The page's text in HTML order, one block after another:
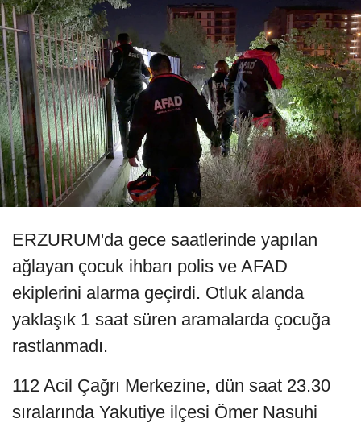
ERZURUM'da gece saatlerinde yapılan
ağlayan çocuk ihbarı polis ve AFAD
ekiplerini alarma geçirdi. Otluk alanda
yaklaşık 1 saat süren aramalarda çocuğa
rastlanmadı.
112 Acil Çağrı Merkezine, dün saat 23.30
sıralarında Yakutiye ilçesi Ömer Nasuhi